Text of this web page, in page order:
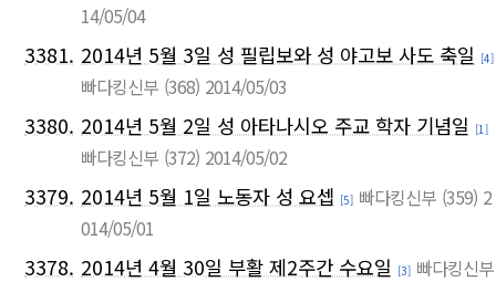
14/05/04
3381. 2014년 5월 3일 성 필립보와 성 야고보 사도 축일 [4]
빠다킹신부 (368) 2014/05/03
3380. 2014년 5월 2일 성 아타나시오 주교 학자 기념일 [1]
빠다킹신부 (372) 2014/05/02
3379. 2014년 5월 1일 노동자 성 요셉 [5] 빠다킹신부 (359) 2
014/05/01
3378. 2014년 4월 30일 부활 제2주간 수요일 [3] 빠다킹신부